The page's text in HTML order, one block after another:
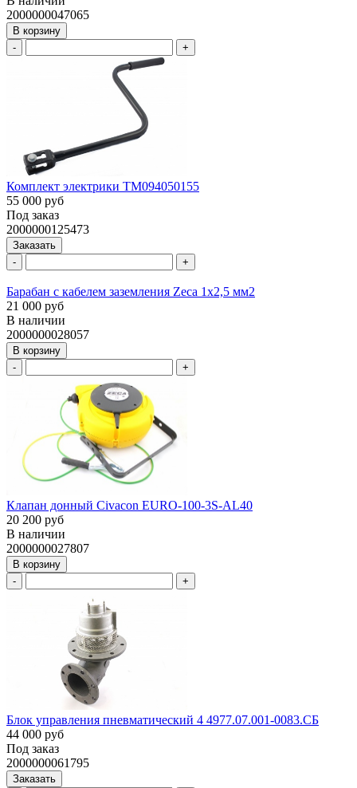
2000000047065
В корзину
-
+
Комплект электрики ТМ094050155
55 000 руб
Под заказ
2000000125473
Заказать
-
+
Барабан с кабелем заземления Zeca 1х2,5 мм2
21 000 руб
В наличии
2000000028057
В корзину
-
+
Клапан донный Civacon EURO-100-3S-AL40
20 200 руб
В наличии
2000000027807
В корзину
-
+
Блок управления пневматический 4 4977.07.001-0083.СБ
44 000 руб
Под заказ
2000000061795
Заказать